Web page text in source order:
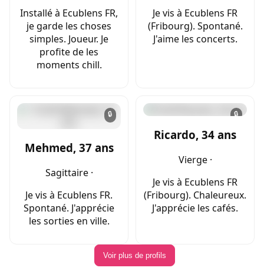
Installé à Ecublens FR,
je garde les choses
simples. Joueur. Je
profite de les
moments chill.
Je vis à Ecublens FR
(Fribourg). Spontané.
J'aime les concerts.
🔒
Mehmed, 37 ans
Sagittaire ·
Je vis à Ecublens FR.
Spontané. J'apprécie
les sorties en ville.
🔒
Ricardo, 34 ans
Vierge ·
Je vis à Ecublens FR
(Fribourg). Chaleureux.
J'apprécie les cafés.
Voir plus de profils